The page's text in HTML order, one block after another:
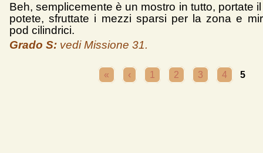
Beh, semplicemente è un mostro in tutto, portate
potete, sfruttate i mezzi sparsi per la zona e
pod cilindrici.
Grado S: vedi Missione 31.
PAGINE« ‹ 1 2 3 4 5